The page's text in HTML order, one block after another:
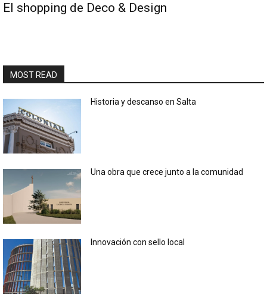
El shopping de Deco & Design
MOST READ
Historia y descanso en Salta
Una obra que crece junto a la comunidad
Innovación con sello local